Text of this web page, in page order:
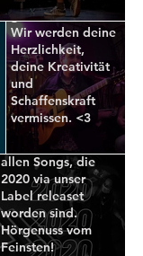
gemeinsame Zeit.
Wir werden deine
Herzlichkeit,
deine Kreativität
und
Schaffenskraft
vermissen. <3
Das 2020er
Lauter Jahr auf
Spotify
Wir haben dir eine
Spotify Playlist mit
allen Songs, die
2020 via unser
Label releaset
worden sind.
Hörgenuss vom
Feinsten!